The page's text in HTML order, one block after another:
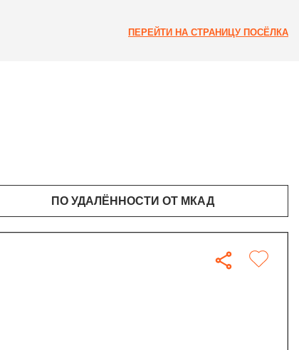
ПЕРЕЙТИ НА СТРАНИЦУ ПОСЁЛКА
ПО УДАЛЁННОСТИ ОТ МКАД